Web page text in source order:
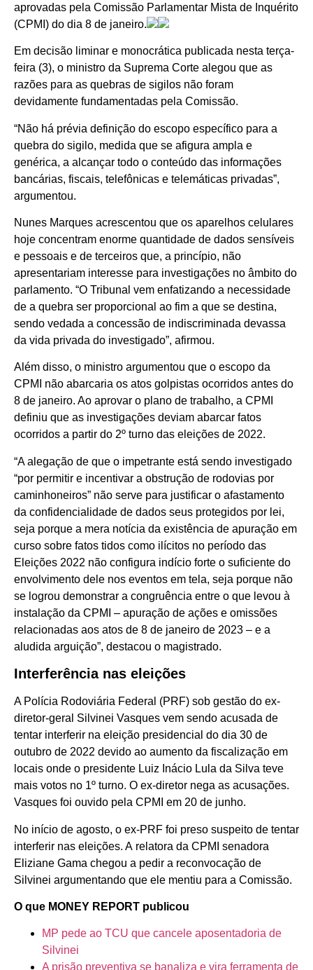
aprovadas pela Comissão Parlamentar Mista de Inquérito
(CPMI) do dia 8 de janeiro.
Em decisão liminar e monocrática publicada nesta terça-
feira (3), o ministro da Suprema Corte alegou que as
razões para as quebras de sigilos não foram
devidamente fundamentadas pela Comissão.
“Não há prévia definição do escopo específico para a
quebra do sigilo, medida que se afigura ampla e
genérica, a alcançar todo o conteúdo das informações
bancárias, fiscais, telefônicas e telemáticas privadas”,
argumentou.
Nunes Marques acrescentou que os aparelhos celulares
hoje concentram enorme quantidade de dados sensíveis
e pessoais e de terceiros que, a princípio, não
apresentariam interesse para investigações no âmbito do
parlamento. “O Tribunal vem enfatizando a necessidade
de a quebra ser proporcional ao fim a que se destina,
sendo vedada a concessão de indiscriminada devassa
da vida privada do investigado”, afirmou.
Além disso, o ministro argumentou que o escopo da
CPMI não abarcaria os atos golpistas ocorridos antes do
8 de janeiro. Ao aprovar o plano de trabalho, a CPMI
definiu que as investigações deviam abarcar fatos
ocorridos a partir do 2º turno das eleições de 2022.
“A alegação de que o impetrante está sendo investigado
“por permitir e incentivar a obstrução de rodovias por
caminhoneiros” não serve para justificar o afastamento
da confidencialidade de dados seus protegidos por lei,
seja porque a mera notícia da existência de apuração em
curso sobre fatos tidos como ilícitos no período das
Eleições 2022 não configura indício forte o suficiente do
envolvimento dele nos eventos em tela, seja porque não
se logrou demonstrar a congruência entre o que levou à
instalação da CPMI – apuração de ações e omissões
relacionadas aos atos de 8 de janeiro de 2023 – e a
aludida arguição”, destacou o magistrado.
Interferência nas eleições
A Polícia Rodoviária Federal (PRF) sob gestão do ex-
diretor-geral Silvinei Vasques vem sendo acusada de
tentar interferir na eleição presidencial do dia 30 de
outubro de 2022 devido ao aumento da fiscalização em
locais onde o presidente Luiz Inácio Lula da Silva teve
mais votos no 1º turno. O ex-diretor nega as acusações.
Vasques foi ouvido pela CPMI em 20 de junho.
No início de agosto, o ex-PRF foi preso suspeito de tentar
interferir nas eleições. A relatora da CPMI senadora
Eliziane Gama chegou a pedir a reconvocação de
Silvinei argumentando que ele mentiu para a Comissão.
O que MONEY REPORT publicou
MP pede ao TCU que cancele aposentadoria de
Silvinei
A prisão preventiva se banaliza e vira ferramenta de